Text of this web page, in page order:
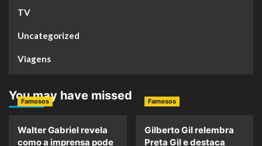
TV
Uncategorized
Viagens
You may have missed
Famosos
Walter Gabriel revela
como a imprensa pode
Famosos
Gilberto Gil relembra
Preta Gil e destaca